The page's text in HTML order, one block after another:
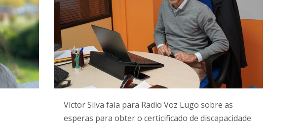
Víctor Silva fala para Radio Voz Lugo sobre as
esperas para obter o certicificado de discapacidade